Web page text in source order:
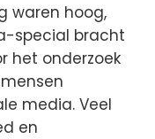
waren hoog,
special bracht
het onderzoek
media. Veel
en